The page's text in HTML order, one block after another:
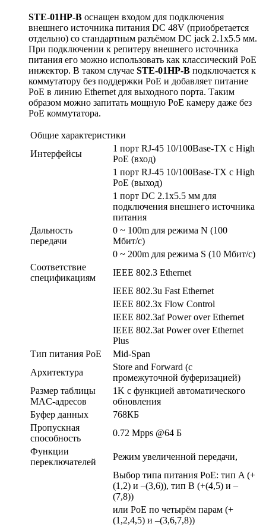
STE-01HP-B оснащен входом для подключения
внешнего источника питания DC 48V (приобретается
отдельно) со стандартным разъёмом DC jack 2.1x5.5 мм.
При подключении к репитеру внешнего источника
питания его можно использовать как классический PoE
инжектор. В таком случае STE-01HP-B подключается к
коммутатору без поддержки PoE и добавляет питание
PoE в линию Ethernet для выходного порта. Таким
образом можно запитать мощную PoE камеру даже без
PoE коммутатора.
Общие характеристики
Интерфейсы
1 порт RJ-45 10/100Base-TX с High
PoE (вход)
1 порт RJ-45 10/100Base-TX с High
PoE (выход)
1 порт DC 2.1x5.5 мм для
подключения внешнего источника
питания
Дальность
передачи
0 ~ 100m для режима N (100
Мбит/c)
0 ~ 200m для режима S (10 Мбит/с)
Соответствие
спецификациям
IEEE 802.3 Ethernet
IEEE 802.3u Fast Ethernet
IEEE 802.3x Flow Control
IEEE 802.3af Power over Ethernet
IEEE 802.3at Power over Ethernet
Plus
Тип питания PoE
Mid-Span
Архитектура
Store and Forward (с
промежуточной буферизацией)
Размер таблицы
MAC-адресов
1K с функцией автоматического
обновления
Буфер данных
768КБ
Пропускная
способность
0.72 Mpps @64 Б
Функции
переключателей
Режим увеличенной передачи,
Выбор типа питания PoE: тип A (+
(1,2) и –(3,6)), тип B (+(4,5) и –
(7,8))
или PoE по четырём парам (+
(1,2,4,5) и –(3,6,7,8))